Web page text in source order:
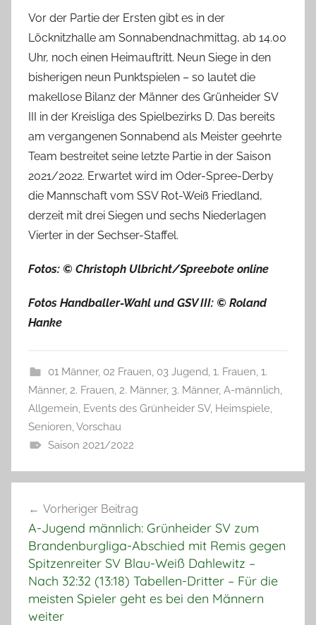
Vor der Partie der Ersten gibt es in der
Löcknitzhalle am Sonnabendnachmittag, ab 14.00
Uhr, noch einen Heimauftritt. Neun Siege in den
bisherigen neun Punktspielen – so lautet die
makellose Bilanz der Männer des Grünheider SV
III in der Kreisliga des Spielbezirks D. Das bereits
am vergangenen Sonnabend als Meister geehrte
Team bestreitet seine letzte Partie in der Saison
2021/2022. Erwartet wird im Oder-Spree-Derby
die Mannschaft vom SSV Rot-Weiß Friedland,
derzeit mit drei Siegen und sechs Niederlagen
Vierter in der Sechser-Staffel.
Fotos: © Christoph Ulbricht/Spreebote online
Fotos Handballer-Wahl und GSV III: © Roland
Hanke
01 Männer, 02 Frauen 03 Jugend 1. Frauen 1.
Männer, 2. Frauen 2. Männer, 3. Männer, A-männlich
Allgemein Events des Grünheider SV, Heimspiele
Senioren Vorschau
Saison 2021/2022
Vorheriger Beitrag
A-Jugend männlich: Grünheider SV zum
Brandenburgliga-Abschied mit Remis gegen
Spitzenreiter SV Blau-Weiß Dahlewitz –
Nach 32:32 (13:18) Tabellen-Dritter – Für die
meisten Spieler geht es bei den Männern
weiter